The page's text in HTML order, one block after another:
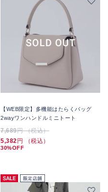
【WEB限定】多機能はたらくバッグ
2wayワンハンドルミニトート
7,689円 （税込）
5,382 円 （税込）
30%OFF